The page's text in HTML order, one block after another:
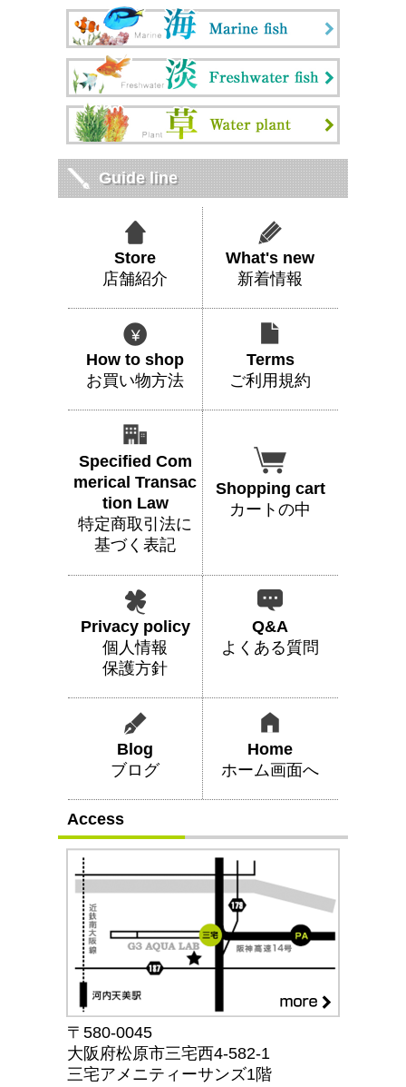
Guide line
Store
店舗紹介
What's new
新着情報
How to shop
お買い物方法
Terms
ご利用規約
Specified Com
merical Transac
tion Law
特定商取引法に
基づく表記
Shopping cart
カートの中
Privacy policy
個人情報
保護方針
Q&A
よくある質問
Blog
ブログ
Home
ホーム画面へ
Access
〒580-0045
大阪府松原市三宅西4-582-1
三宅アメニティーサンズ1階